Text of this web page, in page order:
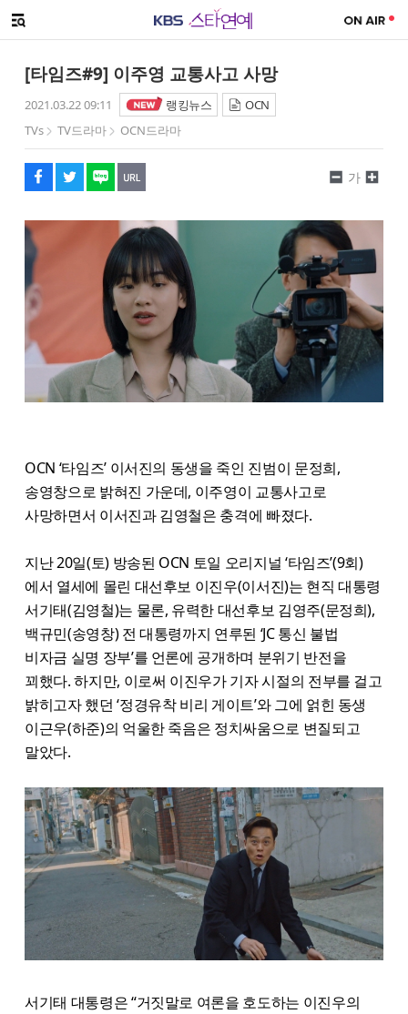
메뉴 열기
[타임즈#9] 이주영 교통사고 사망
2021.03.22 09:11 랭킹뉴스
OCN
TVs
TV드라마 OCN드라마
페이스북
트위터
네이버
URL복사
글씨 작게보기
가
글씨 크게보기
OCN ‘타임즈’ 이서진의 동생을 죽인 진범이 문정희,
송영창으로 밝혀진 가운데, 이주영이 교통사고로
사망하면서 이서진과 김영철은 충격에 빠졌다.
지난 20일(토) 방송된 OCN 토일 오리지널 ‘타임즈’(9회)
에서 열세에 몰린 대선후보 이진우(이서진)는 현직 대통령
서기태(김영철)는 물론, 유력한 대선후보 김영주(문정희),
백규민(송영창) 전 대통령까지 연루된 ‘JC 통신 불법
비자금 실명 장부’를 언론에 공개하며 분위기 반전을
꾀했다. 하지만, 이로써 이진우가 기자 시절의 전부를 걸고
밝히고자 했던 ‘정경유착 비리 게이트’와 그에 얽힌 동생
이근우(하준)의 억울한 죽음은 정치싸움으로 변질되고
말았다.
서기태 대통령은 “거짓말로 여론을 호도하는 이진우의
해시태그